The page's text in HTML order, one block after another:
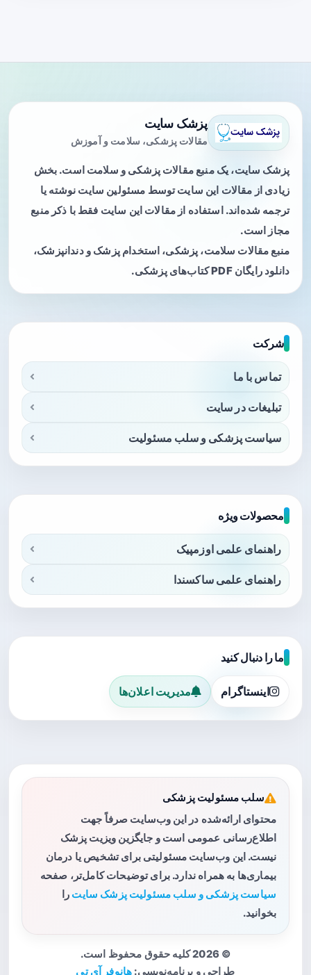
پزشک سایت
مقالات پزشکی، سلامت و آموزش
پزشک سایت، یک منبع مقالات پزشکی و سلامت است. بخش
زیادی از مقالات این سایت توسط مسئولین سایت نوشته یا
ترجمه شده‌اند. استفاده از مقالات این سایت فقط با ذکر منبع
مجاز است.
منبع مقالات سلامت، پزشکی، استخدام پزشک و دندانپزشک،
دانلود رایگان PDF کتاب‌های پزشکی.
شرکت
تماس با ما
تبلیغات در سایت
سیاست پزشکی و سلب مسئولیت
محصولات ویژه
راهنمای علمی اوزمپیک
راهنمای علمی ساکسندا
ما را دنبال کنید
اینستاگرام مدیریت اعلان‌ها
سلب مسئولیت پزشکی
محتوای ارائه‌شده در این وب‌سایت صرفاً جهت
اطلاع‌رسانی عمومی است و جایگزین ویزیت پزشک
نیست. این وب‌سایت مسئولیتی برای تشخیص یا درمان
بیماری‌ها به همراه ندارد. برای توضیحات کامل‌تر، صفحه
سیاست پزشکی و سلب مسئولیت پزشک سایت را
بخوانید.
© 2026 کلیه حقوق محفوظ است.
طراحی و برنامه‌نویسی: هانوفر آی تی